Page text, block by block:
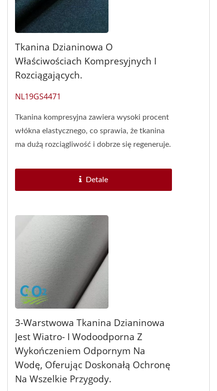
Tkanina Dzianinowa O
Właściwościach Kompresyjnych I
Rozciągających.
NL19GS4471
Tkanina kompresyjna zawiera wysoki procent
włókna elastycznego, co sprawia, że tkanina
ma dużą rozciągliwość i dobrze się regeneruje.
Detale
3-Warstwowa Tkanina Dzianinowa
Jest Wiatro- I Wodoodporna Z
Wykończeniem Odpornym Na
Wodę, Oferując Doskonałą Ochronę
Na Wszelkie Przygody.